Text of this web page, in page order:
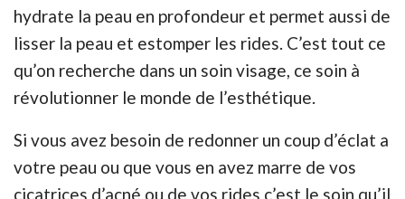
hydrate la peau en profondeur et permet aussi de
lisser la peau et estomper les rides. C’est tout ce
qu’on recherche dans un soin visage, ce soin à
révolutionner le monde de l’esthétique.
Si vous avez besoin de redonner un coup d’éclat a
votre peau ou que vous en avez marre de vos
cicatrices d’acné ou de vos rides c’est le soin qu’il